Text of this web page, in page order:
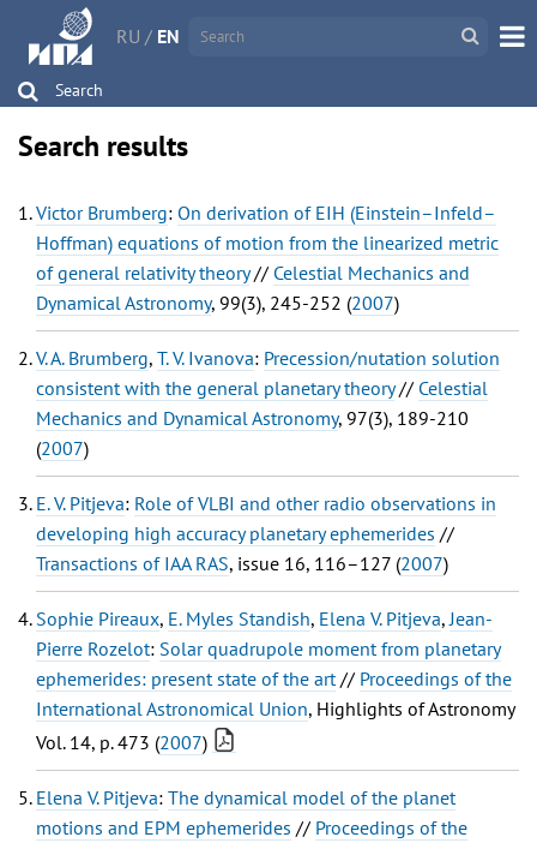
RU / EN
Search
Search results
Victor Brumberg: On derivation of EIH (Einstein–Infeld–
Hoffman) equations of motion from the linearized metric
of general relativity theory// Celestial Mechanics and
Dynamical Astronomy, 99(3), 245-252 (2007)
V. A. Brumberg, T. V. Ivanova: Precession/nutation solution
consistent with the general planetary theory// Celestial
Mechanics and Dynamical Astronomy, 97(3), 189-210
(2007)
E. V. Pitjeva: Role of VLBI and other radio observations in
developing high accuracy planetary ephemerides //
Transactions of IAA RAS, issue 16, 116–127 (2007)
Sophie Pireaux, E. Myles Standish, Elena V. Pitjeva, Jean-
Pierre Rozelot: Solar quadrupole moment from planetary
ephemerides: present state of the art // Proceedings of the
International Astronomical Union, Highlights of Astronomy
Vol. 14, p. 473 (2007)
Elena V. Pitjeva: The dynamical model of the planet
motions and EPM ephemerides // Proceedings of the